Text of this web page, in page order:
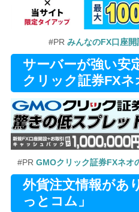
#PR みんなのFX口座
サーバーが強い安
クリック証券FXネ
#PR GMOクリック証券FXネオ
外貨注文情報があ
っとコム」